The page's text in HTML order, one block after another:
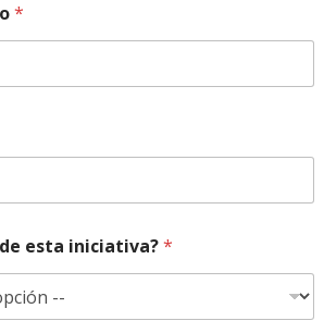
*
esta iniciativa?*